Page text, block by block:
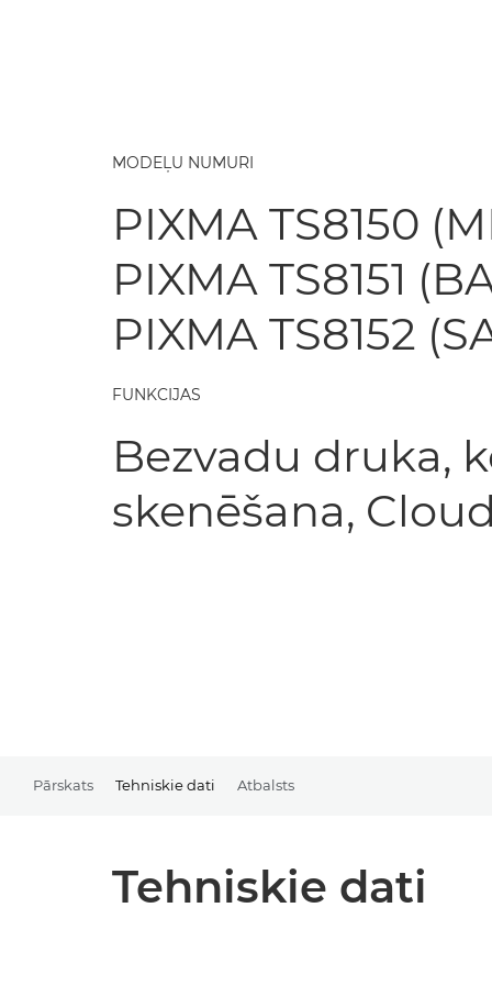
MODEĻU NUMURI
PIXMA TS8150
PIXMA TS8151
PIXMA TS8152
FUNKCIJAS
Bezvadu druka,
skenēšana,
Pārskats Tehniskie dati Atbalsts
Tehniskie dati